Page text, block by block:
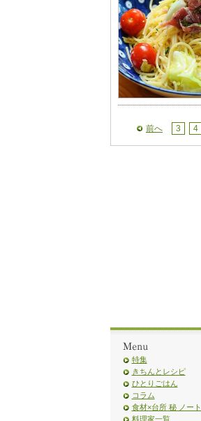
前へ 3 4
特集
きちんとレシピ
ひとりごはん
コラム
食材×台所 秘 ノート
料理家一覧